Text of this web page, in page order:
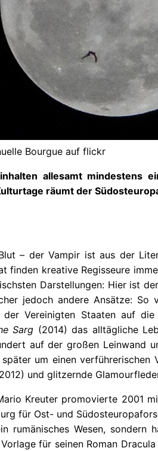
Bourgue auf flickr
allesamt
räumt der
– der Vampir ist aus der
finden kreative Regisseure
Darstellungen: Hier ist
jedoch andere Ansätze:
der Vereinigten Staaten auf
Sarg (2014) das alltägliche
auf der großen Leinwand
um einen
2012) und glitzernde
Kreuter promovierte 2001
für Ost- und
Wesen,
für seinen Roman